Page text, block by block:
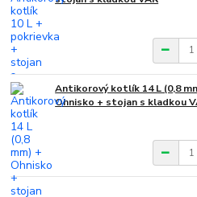
Antikorový kotlík 14 L (0,8
Ohnisko + stojan s kladkou